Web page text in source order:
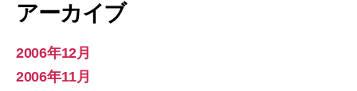
アーカイブ
2006年12月
2006年11月